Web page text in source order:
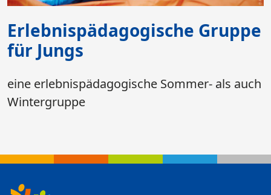
Erlebnispädagogische Gruppe
für Jungs
eine erlebnispädagogische Sommer- als auch
Wintergruppe